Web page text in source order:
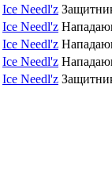
Ice Needl'z
Ice Needl'z
Ice Needl'z
Ice Needl'z
Ice Needl'z